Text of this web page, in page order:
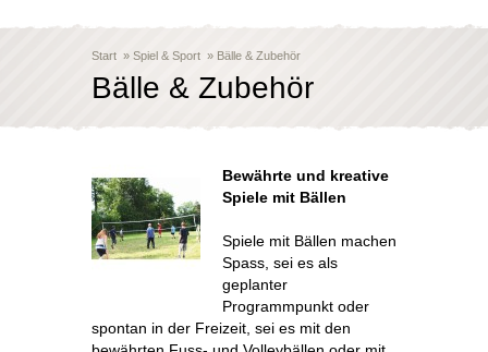
Start » Spiel & Sport » Bälle & Zubehör
Bälle & Zubehör
Bewährte und kreative
Spiele mit Bällen
Spiele mit Bällen machen
Spass, sei es als
geplanter
Programmpunkt oder
spontan in der Freizeit, sei es mit den